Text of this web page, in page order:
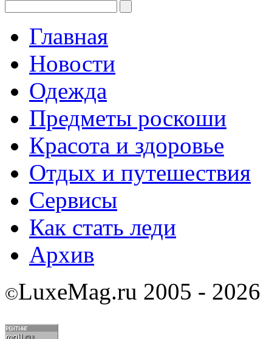
Главная
Новости
Одежда
Предметы роскоши
Красота и здоровье
Отдых и путешествия
Сервисы
Как стать леди
Архив
©LuxeMag.ru 2005 - 2026